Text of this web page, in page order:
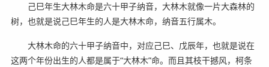
己巳年生大林木命是六十甲子纳音，大林木就像一片大森林的
树，也就是说己巳年生的人是大林木命，纳音五行属木。
大林木命的六十甲子纳音中，对应己巳、戊辰年，也就是说在
这两个年份出生的人都是属于“大林木”命。而且其枝干撼风，柯条